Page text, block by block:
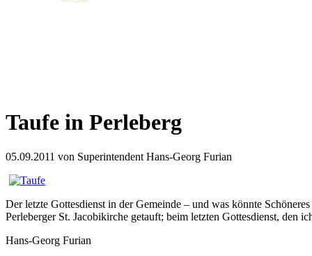
Taufe in Perleberg
05.09.2011 von Superintendent Hans-Georg Furian
Der letzte Gottesdienst in der Gemeinde – und was könnte
Perleberger St. Jacobikirche getauft; beim letzten Gottesdienst, den
Hans-Georg Furian